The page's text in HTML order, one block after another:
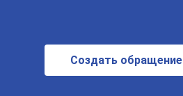
Создать обращение